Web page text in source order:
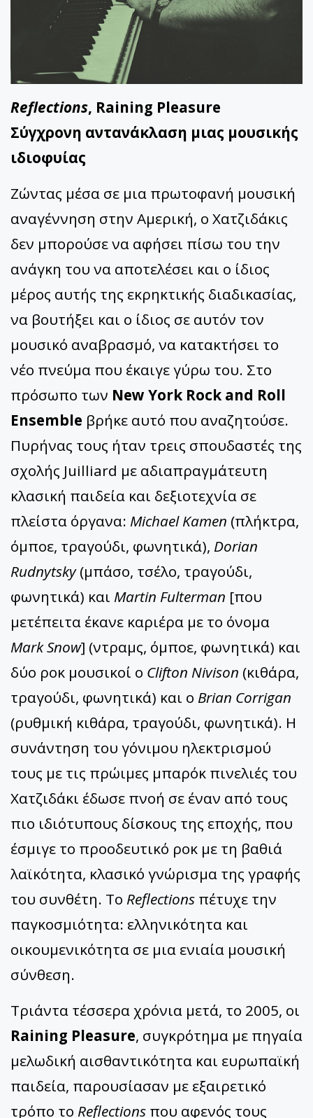
Reflections, Raining Pleasure
Σύγχρονη αντανάκλαση μιας μουσικής
ιδιοφυίας
Ζώντας μέσα σε μια πρωτοφανή μουσική
αναγέννηση στην Αμερική, ο Χατζιδάκις
δεν μπορούσε να αφήσει πίσω του την
ανάγκη του να αποτελέσει και ο ίδιος
μέρος αυτής της εκρηκτικής διαδικασίας,
να βουτήξει και ο ίδιος σε αυτόν τον
μουσικό αναβρασμό, να κατακτήσει το
νέο πνεύμα που έκαιγε γύρω του. Στο
πρόσωπο των New York Rock and Roll
Ensemble βρήκε αυτό που αναζητούσε.
Πυρήνας τους ήταν τρεις σπουδαστές της
σχολής Juilliard με αδιαπραγμάτευτη
κλασική παιδεία και δεξιοτεχνία σε
πλείστα όργανα: Michael Kamen (πλήκτρα,
όμποε, τραγούδι, φωνητικά), Dorian
Rudnytsky(μπάσο, τσέλο, τραγούδι,
φωνητικά) και Martin Fulterman [που
μετέπειτα έκανε καριέρα με το όνομα
Mark Snow] (ντραμς, όμποε, φωνητικά) και
δύο ροκ μουσικοί ο Clifton Nivison (κιθάρα,
τραγούδι, φωνητικά) και ο Brian Corrigan
(ρυθμική κιθάρα, τραγούδι, φωνητικά). Η
συνάντηση του γόνιμου ηλεκτρισμού
τους με τις πρώιμες μπαρόκ πινελιές του
Χατζιδάκι έδωσε πνοή σε έναν από τους
πιο ιδιότυπους δίσκους της εποχής, που
έσμιγε το προοδευτικό ροκ με τη βαθιά
λαϊκότητα, κλασικό γνώρισμα της γραφής
του συνθέτη. Το Reflections πέτυχε την
παγκοσμιότητα: ελληνικότητα και
οικουμενικότητα σε μια ενιαία μουσική
σύνθεση.
Τριάντα τέσσερα χρόνια μετά, το 2005, οι
Raining Pleasure, συγκρότημα με πηγαία
μελωδική αισθαντικότητα και ευρωπαϊκή
παιδεία, παρουσίασαν με εξαιρετικό
τρόπο τo Reflections που αφενός τους